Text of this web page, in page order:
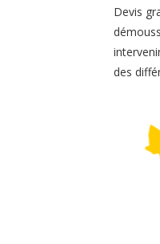
Devis
des